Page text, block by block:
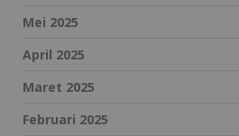
Mei 2025
April 2025
Maret 2025
Februari 2025